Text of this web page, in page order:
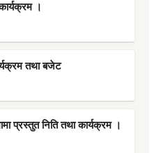
।
तथा बजेट
प्रस्तुत निति तथा कार्यक्रम ।